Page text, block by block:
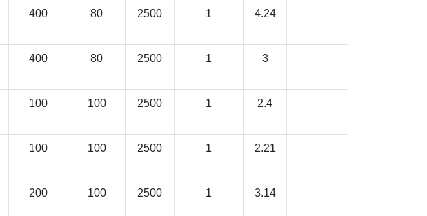
400 80 2500 1 4.24
400 80 2500 1 3
100 100 2500 1 2.4
100 100 2500 1 2.21
200 100 2500 1 3.14